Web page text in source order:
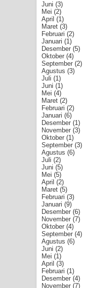
Juni (3)
Mei (2)
April (1)
Maret (3)
Februari (2)
Januari (1)
Desember (5)
Oktober (4)
September (2)
Agustus (3)
Juli (1)
Juni (1)
Mei (4)
Maret (2)
Februari (2)
Januari (6)
Desember (1)
November (3)
Oktober (1)
September (3)
Agustus (6)
Juli (2)
Juni (5)
Mei (5)
April (2)
Maret (5)
Februari (3)
Januari (9)
Desember (6)
November (7)
Oktober (4)
September (4)
Agustus (6)
Juni (2)
Mei (1)
April (3)
Februari (1)
Desember (4)
November (7)